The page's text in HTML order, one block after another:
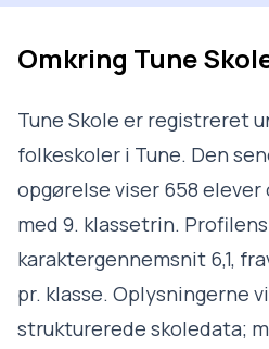
Omkring Tune
Tune Skole er registreret
folkeskoler i Tune. Den
opgørelse viser 658
med 9. klassetrin.
karaktergennemsnit 6,1,
pr. klasse. Oplysningerne
strukturerede skoledata;